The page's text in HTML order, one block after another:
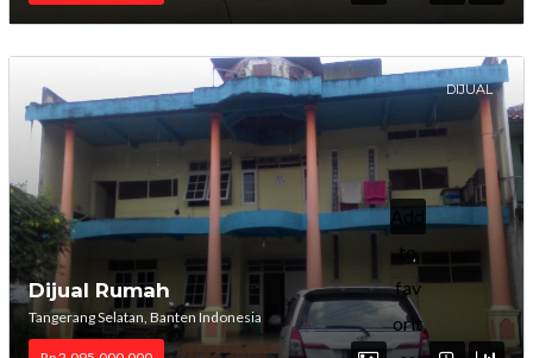
DIJUAL
to
fav
orit
Dijual Rumah
Tangerang Selatan, Banten Indonesia